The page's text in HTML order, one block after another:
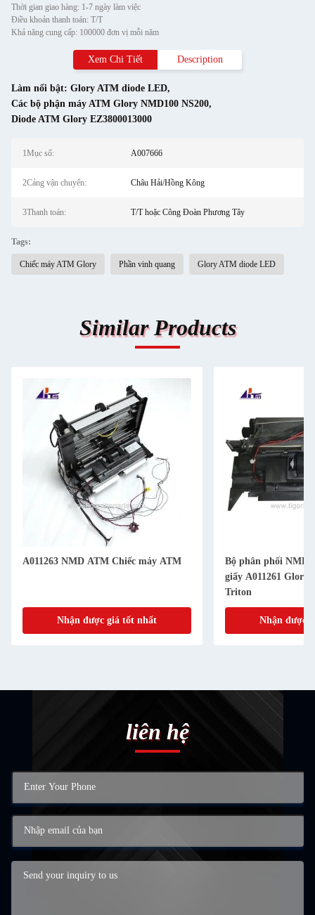
Thời gian giao hàng: 1-7 ngày làm việc
Điều khoản thanh toán: T/T
Khả năng cung cấp: 100000 đơn vị mỗi năm
Xem Chi Tiết Description
Làm nổi bật: Glory ATM diode LED,
Các bộ phận máy ATM Glory NMD100 NS200,
Diode ATM Glory EZ3800013000
1Mục số: A007666
2Cảng vận chuyển: Châu Hải/Hồng Kông
3Thanh toán: T/T hoặc Công Đoàn Phương Tây
Tags:
Chiếc máy ATM Glory Phần vinh quang Glory ATM diode LED
Similar Products
A011263 NMD ATM Chiếc máy ATM
Nhận được giá tốt nhất
Bộ phân phối
giấy A011261 Glory
Triton
Nhận được
liên hệ